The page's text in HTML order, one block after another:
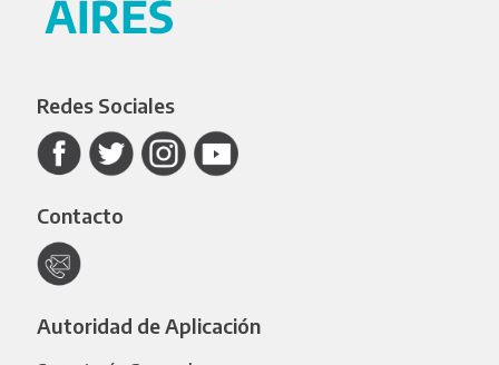
Redes Sociales
Contacto
Autoridad de Aplicación